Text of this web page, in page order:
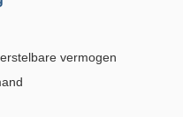
vermogen